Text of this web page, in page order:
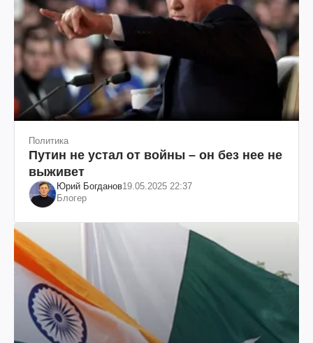
Политика
Путин не устал от войны – он без нее не
выживет
Юрий Богданов19.05.2025 22:37
Блогер